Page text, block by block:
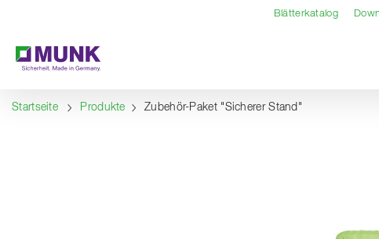
Blätterkatalog
Startseite Produkte Zubehör-Paket "Sicherer Stand"